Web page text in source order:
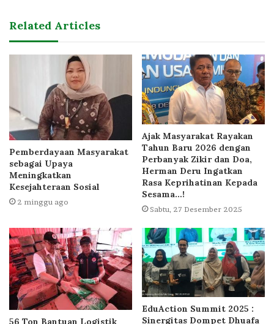
Related Articles
Pemberdayaan Masyarakat
sebagai Upaya
Meningkatkan
Kesejahteraan Sosial
2 minggu ago
Ajak Masyarakat Rayakan
Tahun Baru 2026 dengan
Perbanyak Zikir dan Doa,
Herman Deru Ingatkan
Rasa Keprihatinan Kepada
Sesama…!
Sabtu, 27 Desember 2025
56 Ton Bantuan Logistik
EduAction Summit 2025 :
Sinergitas Dompet Dhuafa